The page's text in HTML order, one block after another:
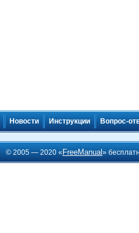
Новости Инструкции Вопрос-
© 2005 — 2020 « FreeManual»